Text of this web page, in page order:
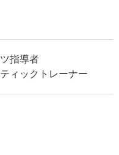
指導者
ィックトレーナー